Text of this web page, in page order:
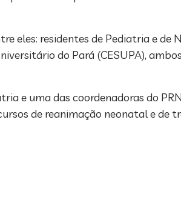
eles: residentes de Pediatria e de
do Pará (CESUPA),
e uma das coordenadoras do
de reanimação neonatal e de